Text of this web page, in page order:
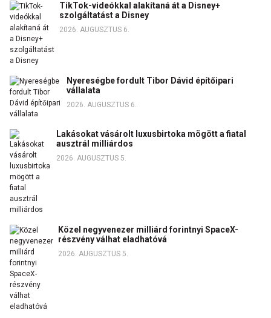
TikTok-videókkal alakítaná át a Disney+
szolgáltatást a Disney
2026. AUGUSZTUS 6.
Nyereségbe fordult Tibor Dávid építőipari
vállalata
2026. AUGUSZTUS 6.
Lakásokat vásárolt luxusbirtoka mögött a fiatal
ausztrál milliárdos
2026. AUGUSZTUS 5.
Közel negyvenezer milliárd forintnyi SpaceX-
részvény válhat eladhatóvá
2026. AUGUSZTUS 5.